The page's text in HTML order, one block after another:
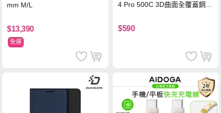
mm M/L
$13,390
免運
4 Pro 500C 3D曲面全覆蓋鋼化
保護貼
$590